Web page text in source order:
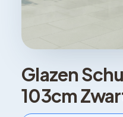
Glazen
103cm